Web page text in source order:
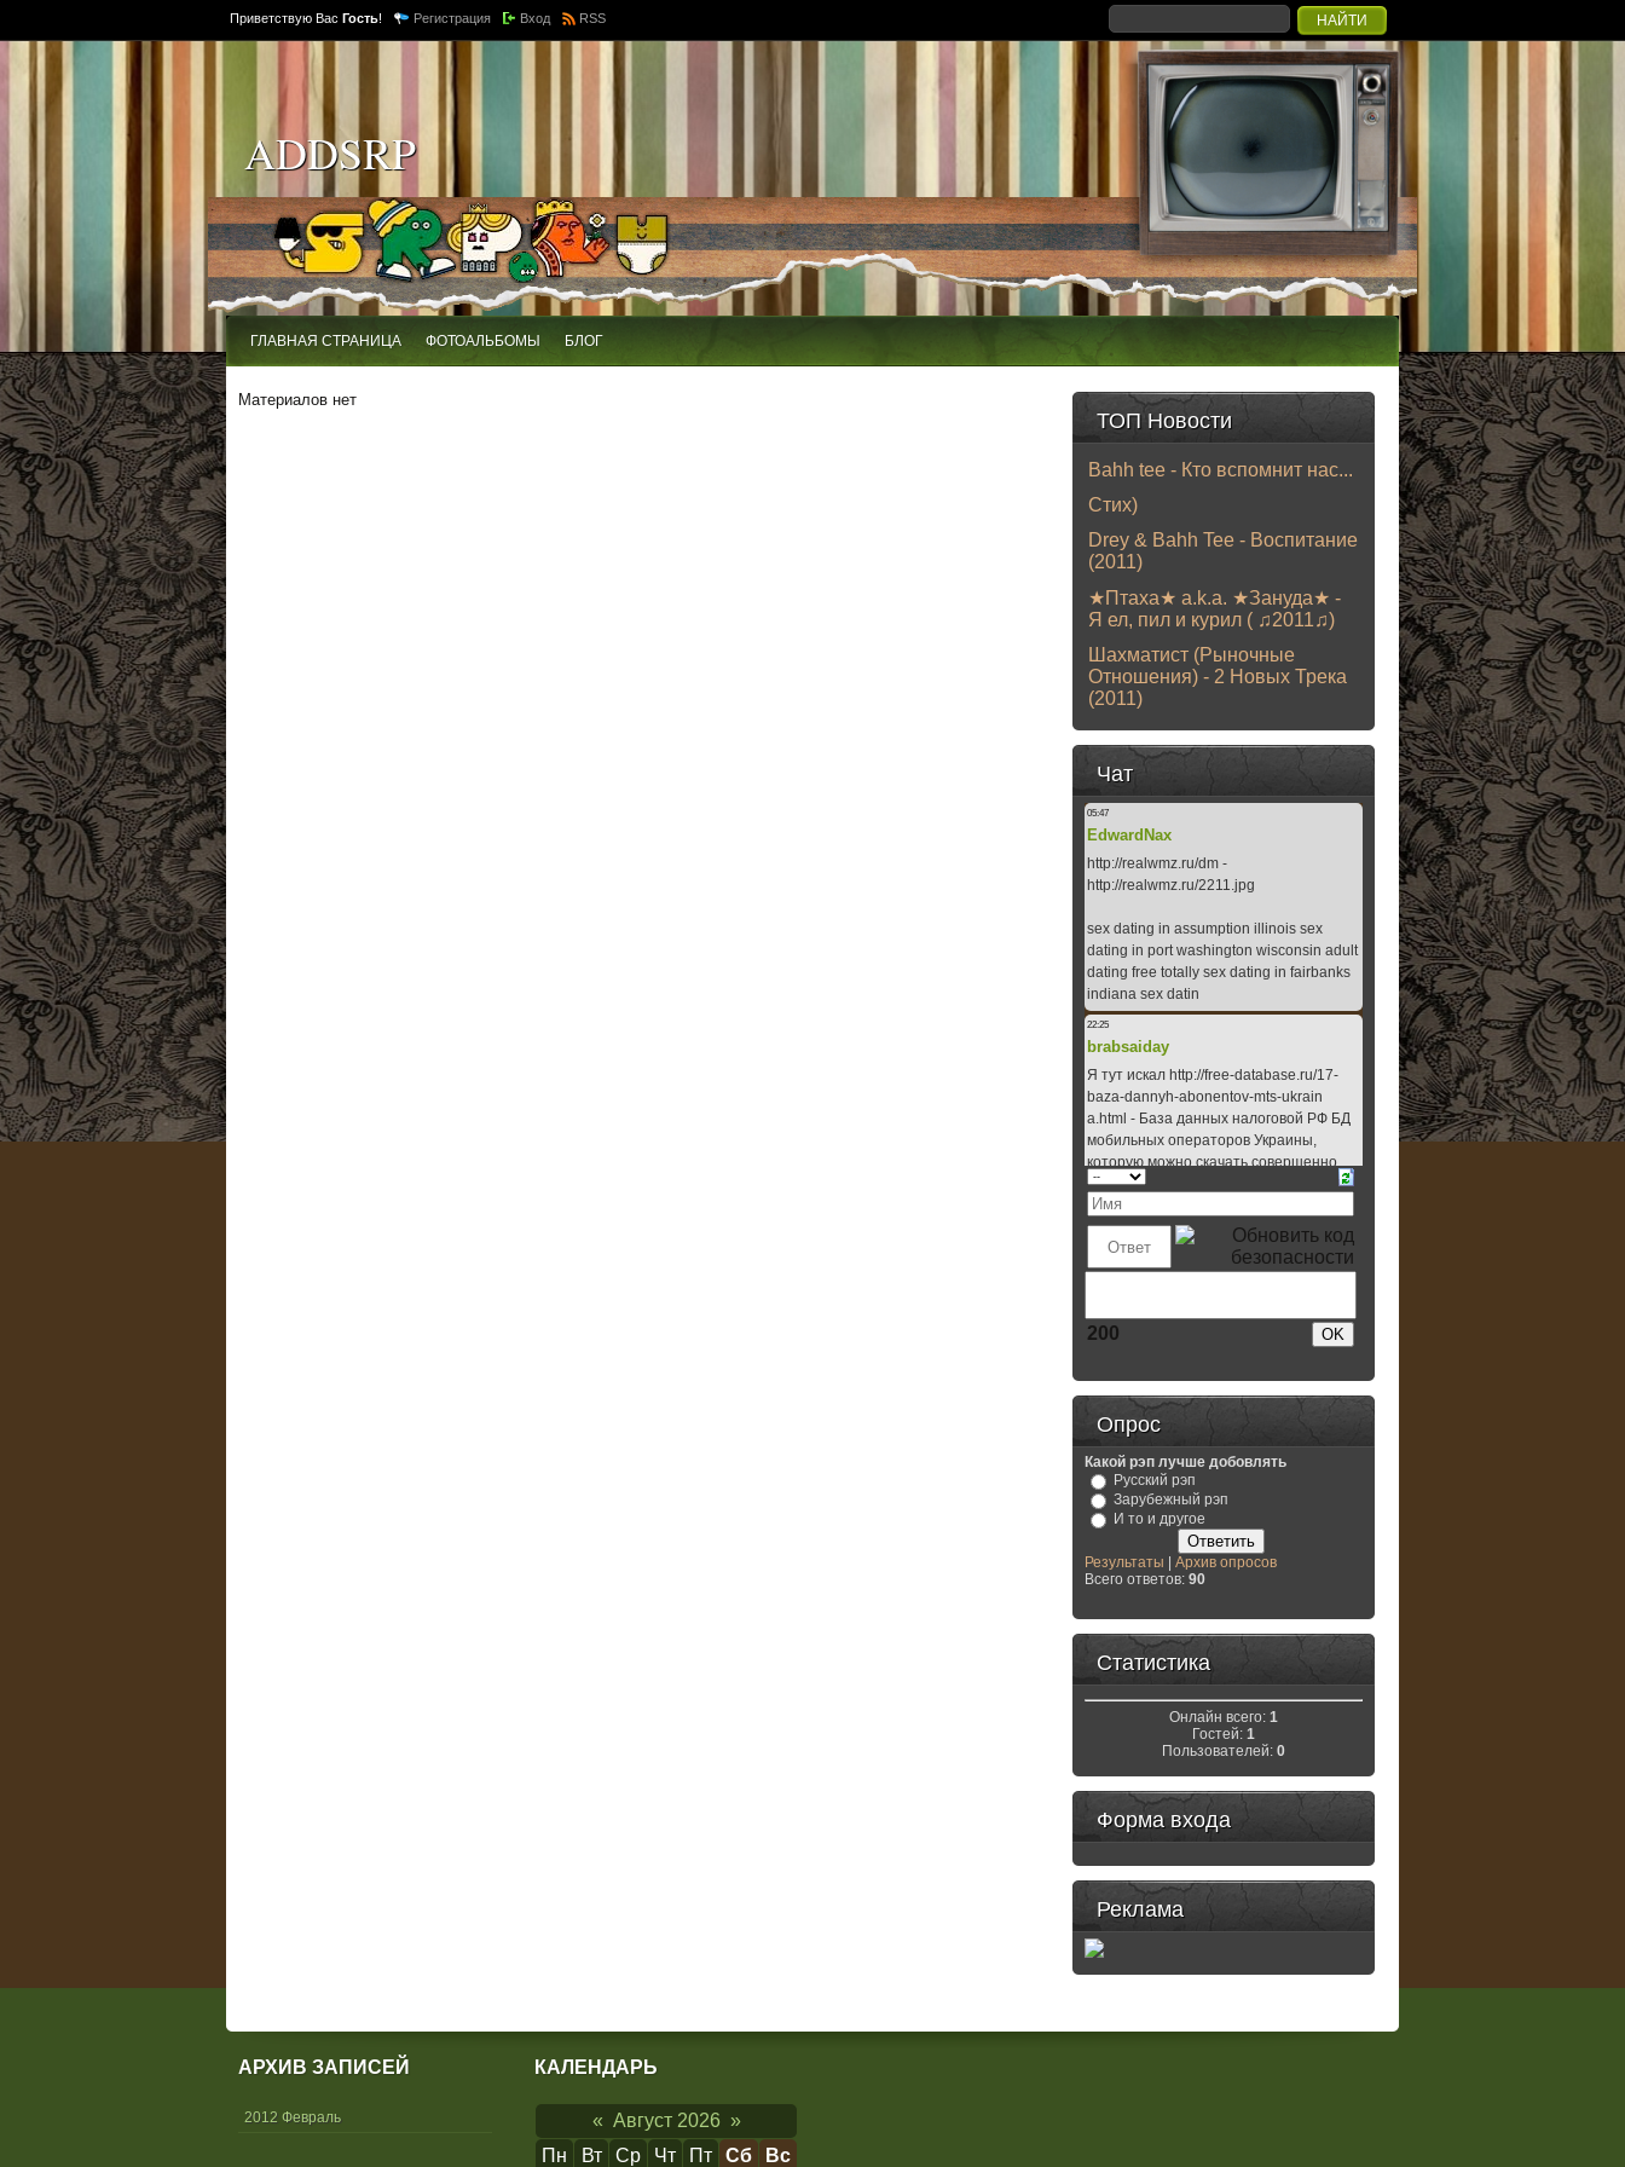
Приветствую Вас Гость! Регистрация Вход RSS
ADDSRP
ГЛАВНАЯ СТРАНИЦА ФОТОАЛЬБОМЫ БЛОГ
Материалов нет
ТОП Новости
Bahh tee - Кто вспомнит нас...
Стих)
Drey & Bahh Tee - Воспитание
(2011)
★Птаха★ a.k.a. ★Зануда★ -
Я ел, пил и курил ( ♫2011♫)
Шахматист (Рыночные
Отношения) - 2 Новых Трека
(2011)
Чат
200
Опрос
Какой рэп лучше добовлять
Русский рэп
Зарубежный рэп
И то и другое
Результаты
Архив опросов
Всего ответов: 90
Статистика
Онлайн всего: 1
Гостей: 1
Пользователей: 0
Форма входа
Реклама
АРХИВ ЗАПИСЕЙ
2012 Февраль
КАЛЕНДАРЬ
« Август 2026 »
Пн
Вт Ср Чт Пт Сб Вс